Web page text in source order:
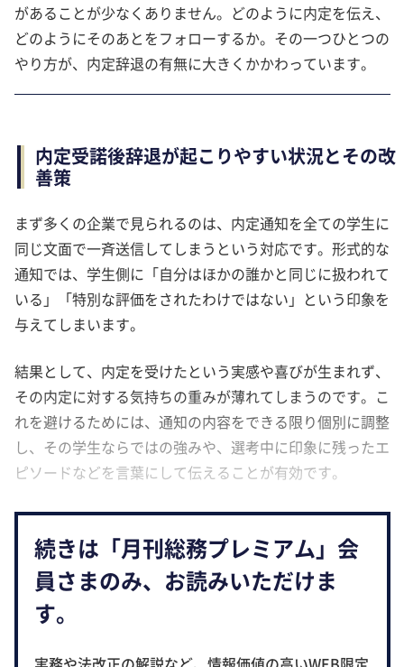
があることが少なくありません。どのように内定を伝え、
どのようにそのあとをフォローするか。その一つひとつの
やり方が、内定辞退の有無に大きくかかわっています。
内定受諾後辞退が起こりやすい状況とその改
善策
まず多くの企業で見られるのは、内定通知を全ての学生に
同じ文面で一斉送信してしまうという対応です。形式的な
通知では、学生側に「自分はほかの誰かと同じに扱われて
いる」「特別な評価をされたわけではない」という印象を
与えてしまいます。
結果として、内定を受けたという実感や喜びが生まれず、
その内定に対する気持ちの重みが薄れてしまうのです。こ
れを避けるためには、通知の内容をできる限り個別に調整
し、その学生ならではの強みや、選考中に印象に残ったエ
ピソードなどを言葉にして伝えることが有効です。
続きは「月刊総務プレミアム」会
員さまのみ、お読みいただけま
す。